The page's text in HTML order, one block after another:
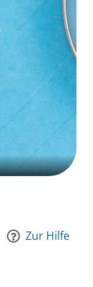
Zur Hilfe